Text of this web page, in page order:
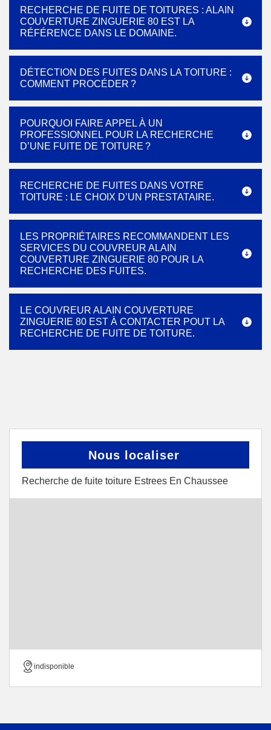
RECHERCHE DE FUITE DE TOITURES : ALAIN
COUVERTURE ZINGUERIE 80 EST LA
RÉFÉRENCE DANS LE DOMAINE.
DÉTECTION DES FUITES DANS LA TOITURE :
COMMENT PROCÉDER ?
POURQUOI FAIRE APPEL À UN
PROFESSIONNEL POUR LA RECHERCHE
D’UNE FUITE DE TOITURE ?
RECHERCHE DE FUITES DANS VOTRE
TOITURE : LE CHOIX D’UN PRESTATAIRE.
LES PROPRIÉTAIRES RECOMMANDENT LES
SERVICES DU COUVREUR ALAIN
COUVERTURE ZINGUERIE 80 POUR LA
RECHERCHE DES FUITES.
LE COUVREUR ALAIN COUVERTURE
ZINGUERIE 80 EST À CONTACTER POUT LA
RECHERCHE DE FUITE DE TOITURE.
Nous localiser
Recherche de fuite toiture Estrees En Chaussee
indisponible